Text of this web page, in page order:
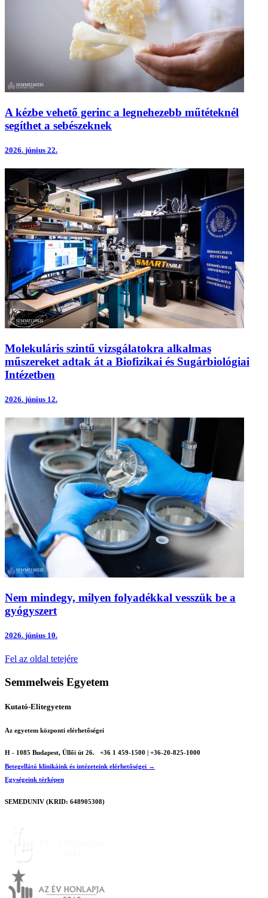
A kézbe vehető gerinc a legnehezebb műtéteknél
segíthet a sebészeknek
2026. június 22.
Molekuláris szintű vizsgálatokra alkalmas
műszereket adtak át a Biofizikai és Sugárbiológiai
Intézetben
2026. június 12.
Nem mindegy, milyen folyadékkal vesszük be a
gyógyszert
2026. június 10.
Fel az oldal tetejére
Semmelweis Egyetem
Kutató-Elitegyetem
Az egyetem központi elérhetőségei
H - 1085 Budapest, Üllői út 26.
+36 1 459-1500 | +36-20-825-1000
Betegellátó klinikáink és intézeteink elérhetőségei →
Egységeink térképen
SEMEDUNIV (KRID: 648905308)